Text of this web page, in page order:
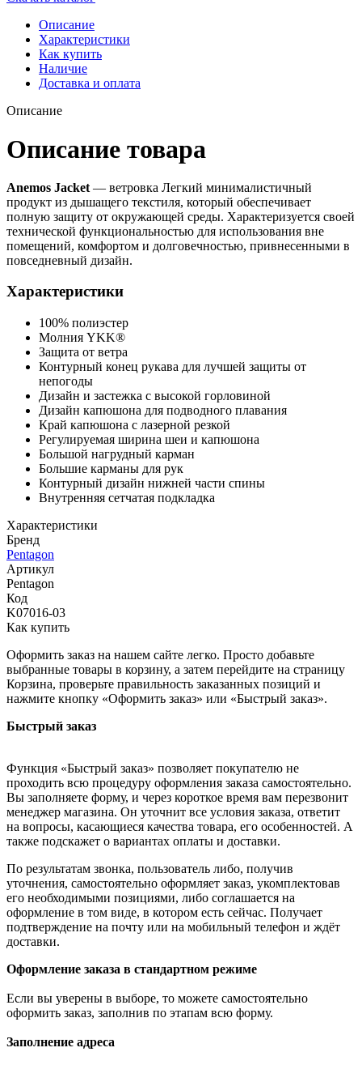
Описание
Характеристики
Как купить
Наличие
Доставка и оплата
Описание
Описание товара
Anemos Jacket — ветровка Легкий минималистичный
продукт из дышащего текстиля, который обеспечивает
полную защиту от окружающей среды. Характеризуется своей
технической функциональностью для использования вне
помещений, комфортом и долговечностью, привнесенными в
повседневный дизайн.
Характеристики
100% полиэстер
Молния YKK®
Защита от ветра
Контурный конец рукава для лучшей защиты от
непогоды
Дизайн и застежка с высокой горловиной
Дизайн капюшона для подводного плавания
Край капюшона с лазерной резкой
Регулируемая ширина шеи и капюшона
Большой нагрудный карман
Большие карманы для рук
Контурный дизайн нижней части спины
Внутренняя сетчатая подкладка
Характеристики
Бренд
Pentagon
Артикул
Pentagon
Код
K07016-03
Как купить
Оформить заказ на нашем сайте легко. Просто добавьте
выбранные товары в корзину, а затем перейдите на страницу
Корзина, проверьте правильность заказанных позиций и
нажмите кнопку «Оформить заказ» или «Быстрый заказ».
Быстрый заказ
Функция «Быстрый заказ» позволяет покупателю не
проходить всю процедуру оформления заказа самостоятельно.
Вы заполняете форму, и через короткое время вам перезвонит
менеджер магазина. Он уточнит все условия заказа, ответит
на вопросы, касающиеся качества товара, его особенностей. А
также подскажет о вариантах оплаты и доставки.
По результатам звонка, пользователь либо, получив
уточнения, самостоятельно оформляет заказ, укомплектовав
его необходимыми позициями, либо соглашается на
оформление в том виде, в котором есть сейчас. Получает
подтверждение на почту или на мобильный телефон и ждёт
доставки.
Оформление заказа в стандартном режиме
Если вы уверены в выборе, то можете самостоятельно
оформить заказ, заполнив по этапам всю форму.
Заполнение адреса